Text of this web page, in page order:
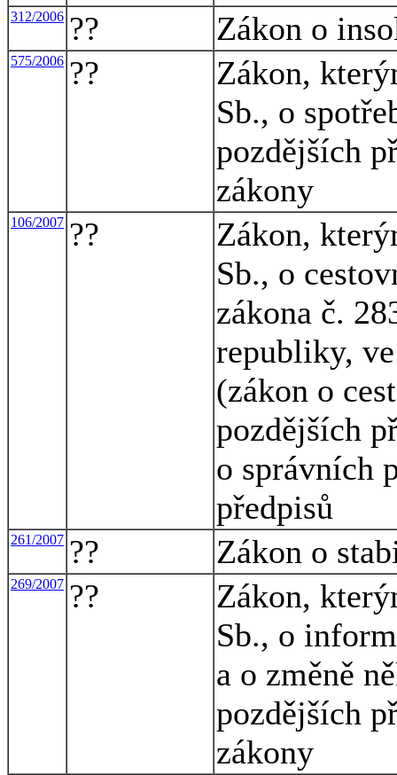
312/2006 ?? Zákon o
575/2006 ??
Zákon,
Sb., o
pozdějších
zákony
106/2007 ??
Zákon,
Sb., o
zákona č.
republiky,
(zákon o
pozdějších
o správních
předpisů
261/2007 ?? Zákon o
269/2007 ??
Zákon,
Sb., o
a o změně
pozdějších
zákony